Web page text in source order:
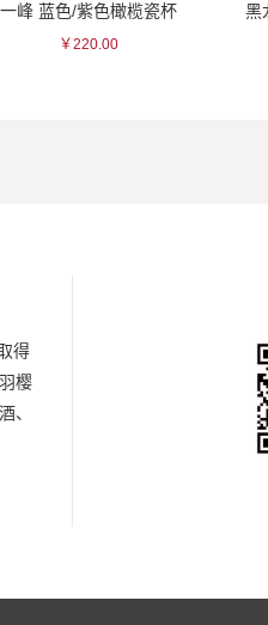
一峰 蓝色/紫色橄榄瓷杯
￥220.00
得
樱
、